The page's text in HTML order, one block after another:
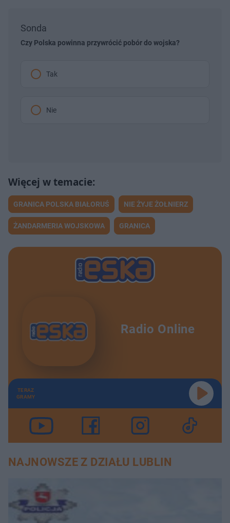
Sonda
Czy Polska powinna przywrócić pobór do wojska?
Tak
Nie
GRANICA POLSKA BIAŁORUŚ NIE ŻYJE ŻOŁNIERZ
ŻANDARMERIA WOJSKOWA GRANICA
Radio Online
TERAZ
GRAMY
NAJNOWSZE Z DZIAŁU LUBLIN